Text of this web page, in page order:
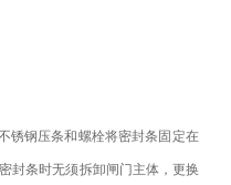
锈钢压条和螺栓将密封条固定在
封条时无须拆卸闸门主体，更换